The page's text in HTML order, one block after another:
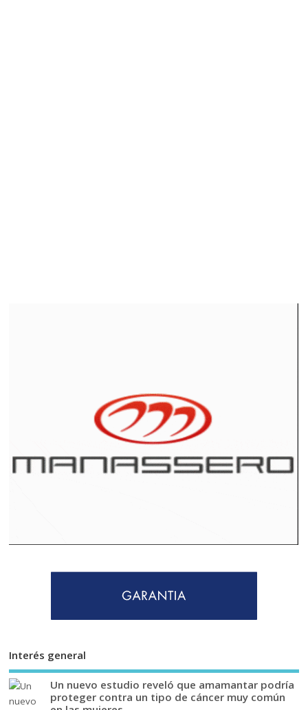
Interés general
Un nuevo estudio reveló que amamantar podría
proteger contra un tipo de cáncer muy común